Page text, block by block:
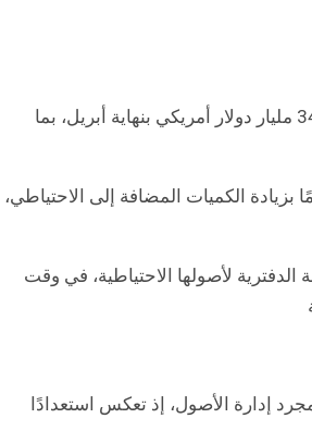
كما أظهرت البيانات ارتفاع القيمة الإجمالية لاحتياطيات الذهب الصينية إلى نحو 344.17 مليار دولار أمريكي بنهاية أبريل، بما
مارس، مدعومًا بزيادة الكميات المضافة إلى الاحتياطي،
لأصولها الاحتياطية، في وقت
إدارة الأصول، إذ تعكس استعدادًا